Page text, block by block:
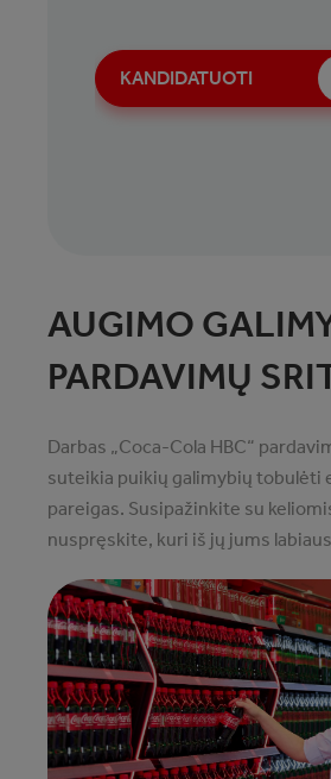
KANDIDATUOTI
AUGIMO
PARDAVIMŲ
Darbas „Coca-Cola HBC“
suteikia puikių galimybių tobulėti
pareigas. Susipažinkite su
nuspręskite, kuri iš jų jums